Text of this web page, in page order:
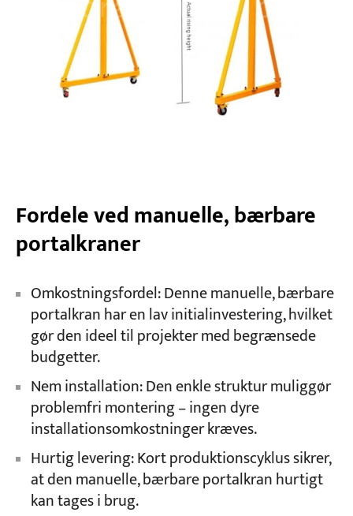
Fordele ved manuelle, bærbare
portalkraner
Omkostningsfordel: Denne manuelle, bærbare
portalkran har en lav initialinvestering, hvilket
gør den ideel til projekter med begrænsede
budgetter.
Nem installation: Den enkle struktur muliggør
problemfri montering – ingen dyre
installationsomkostninger kræves.
Hurtig levering: Kort produktionscyklus sikrer,
at den manuelle, bærbare portalkran hurtigt
kan tages i brug.